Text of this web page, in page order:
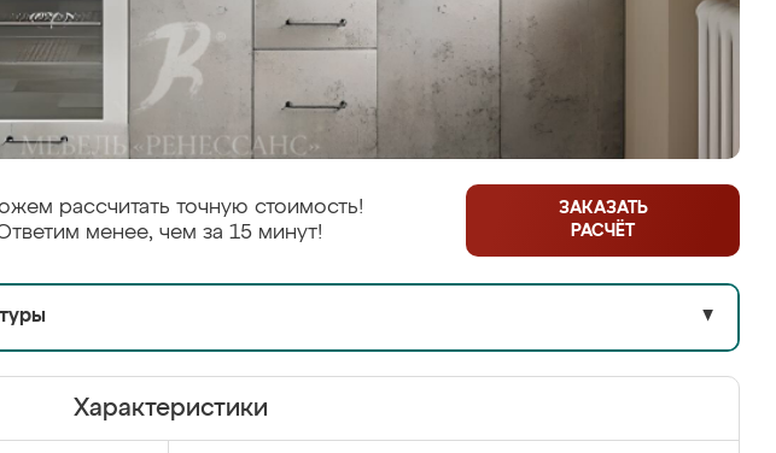
рассчитать точную стоимость!
менее, чем за 15 минут!
ЗАКАЗАТЬ
РАСЧЁТ
▼
Характеристики